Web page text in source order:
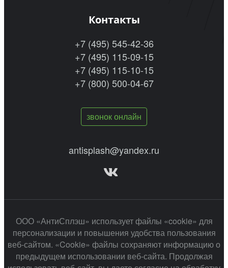
Контакты
+7 (495) 545-42-36
+7 (495) 115-09-15
+7 (495) 115-10-15
+7 (800) 500-04-67
звонок онлайн
antisplash@yandex.ru
ООО «АнтиСплэш» использует файлы «cookie» для
персонализации и повышения удобства пользования
веб-сайтом. «Cookie» файлы сохраняют информацию о
предыдущем использовании веб-сайта. Продолжая